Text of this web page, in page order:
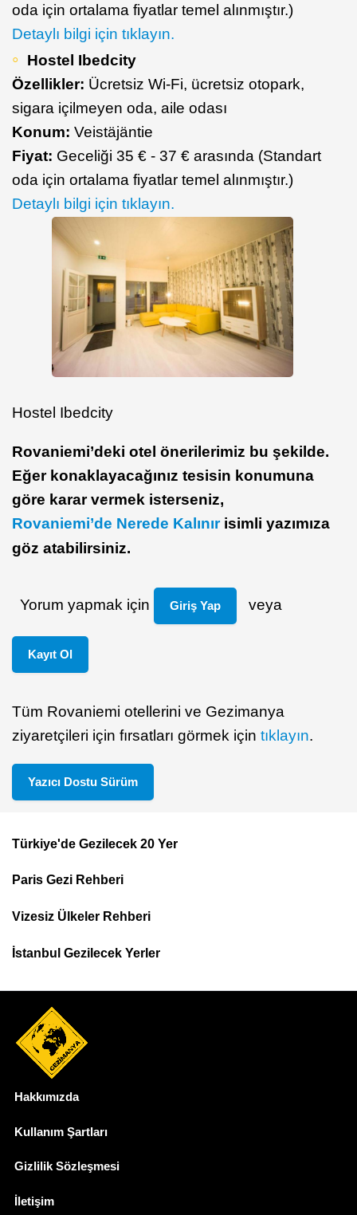
oda için ortalama fiyatlar temel alınmıştır.)
Detaylı bilgi için tıklayın.
Hostel Ibedcity
Özellikler: Ücretsiz Wi-Fi, ücretsiz otopark,
sigara içilmeyen oda, aile odası
Konum: Veistäjäntie
Fiyat: Geceliği 35 € - 37 € arasında (Standart
oda için ortalama fiyatlar temel alınmıştır.)
Detaylı bilgi için tıklayın.
Hostel Ibedcity
Rovaniemi’deki otel önerilerimiz bu şekilde.
Eğer konaklayacağınız tesisin konumuna
göre karar vermek isterseniz,
Rovaniemi’de Nerede Kalınırisimli yazımıza
göz atabilirsiniz.
Yorum yapmak için Giriş Yap veya
Kayıt Ol
Tüm Rovaniemi otellerini ve Gezimanya
ziyaretçileri için fırsatları görmek için tıklayın.
Yazıcı Dostu Sürüm
Footer
Top
Menu
Türkiye'de Gezilecek 20 Yer
Paris Gezi Rehberi
Vizesiz Ülkeler Rehberi
İstanbul Gezilecek Yerler
Hakkımızda
Kullanım Şartları
Gizlilik Sözleşmesi
İletişim